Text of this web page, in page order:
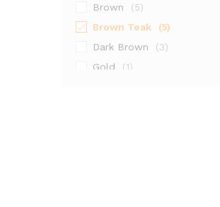
Brown (5)
Brown Teak (5)
Dark Brown (3)
Gold (1)